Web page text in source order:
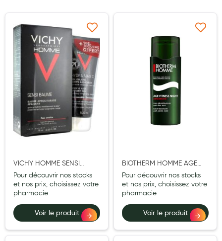
Pour Homme
Crème solaire - Visage et corps
Préservatifs - Gels lubrifiants
Accessoires, coutellerie, brosserie
Bouillottes
Parfums et bougies d'ambiance
Beauté au naturel
Huiles
Mon bébé
Soins bébé
Couches
VICHY HOMME SENSI
BAUME 75ML + HYDRA
DOUCHE 100ML
Pour découvrir nos stocks
et nos prix, choisissez votre
pharmacie
Voir le produit
Ajouter à ma liste d’envie
BIOTHERM HOMME AGE
FITNESS ADVANCED NUIT
50ML
Pour découvrir nos stocks
et nos prix, choisissez votre
pharmacie
Voir le produit
Ajouter à ma liste